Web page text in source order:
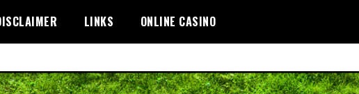
LINKS ONLINE CASINO